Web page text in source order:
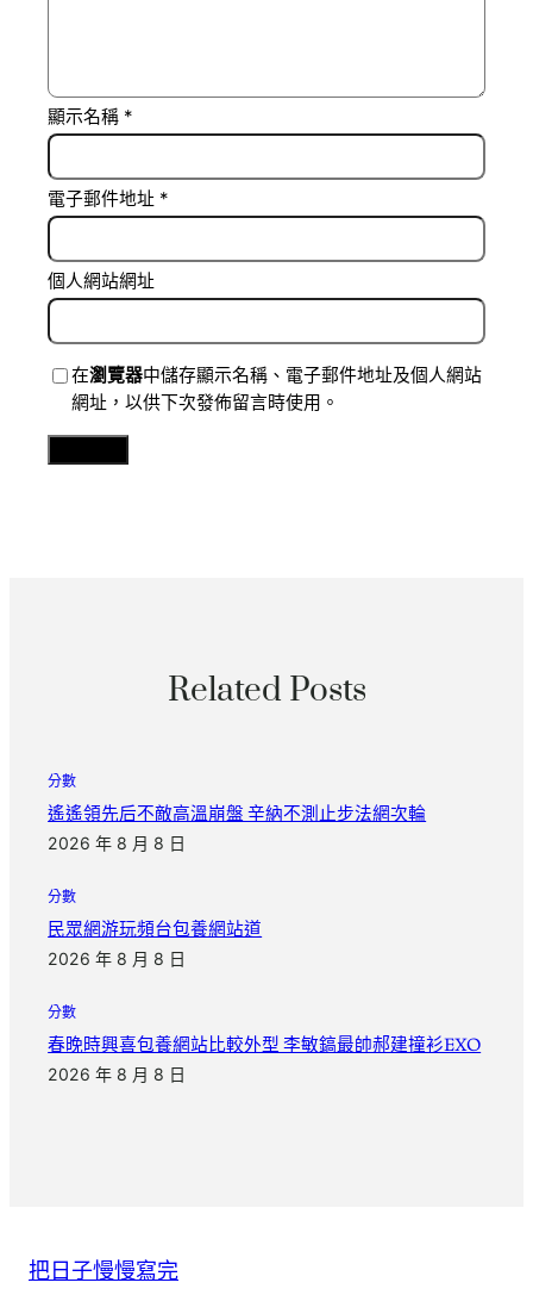
顯示名稱 *
電子郵件地址 *
個人網站網址
在瀏覽器中儲存顯示名稱、電子郵件地址及個人網站
網址，以供下次發佈留言時使用。
Related Posts
分數
遙遙領先后不敵高溫崩盤 辛納不測止步法網次輪
2026 年 8 月 8 日
分數
民眾網游玩頻台包養網站道
2026 年 8 月 8 日
分數
春晚時興喜包養網站比較外型 李敏鎬最帥郝建撞衫EXO
2026 年 8 月 8 日
把日子慢慢寫完